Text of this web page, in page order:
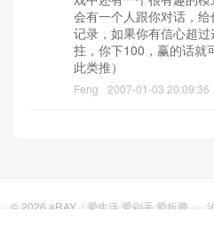
会有一个人跟你对话，
记录，如果你有信心超
拄，你下100，赢的话就
此类推）
Feng 2007-01-03 20:09:36
© 2026 aRAY「爱生活.爱剁手.爱折腾」